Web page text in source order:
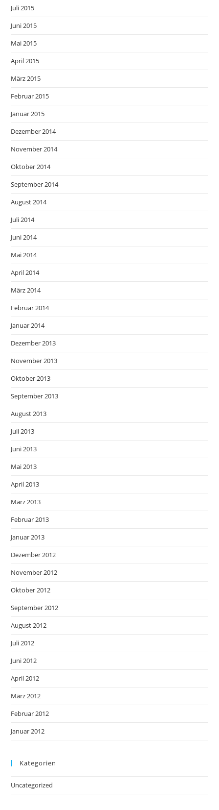
Juli 2015
Juni 2015
Mai 2015
April 2015
März 2015
Februar 2015
Januar 2015
Dezember 2014
November 2014
Oktober 2014
September 2014
August 2014
Juli 2014
Juni 2014
Mai 2014
April 2014
März 2014
Februar 2014
Januar 2014
Dezember 2013
November 2013
Oktober 2013
September 2013
August 2013
Juli 2013
Juni 2013
Mai 2013
April 2013
März 2013
Februar 2013
Januar 2013
Dezember 2012
November 2012
Oktober 2012
September 2012
August 2012
Juli 2012
Juni 2012
April 2012
März 2012
Februar 2012
Januar 2012
Kategorien
Uncategorized